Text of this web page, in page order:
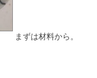
まずは材料から。